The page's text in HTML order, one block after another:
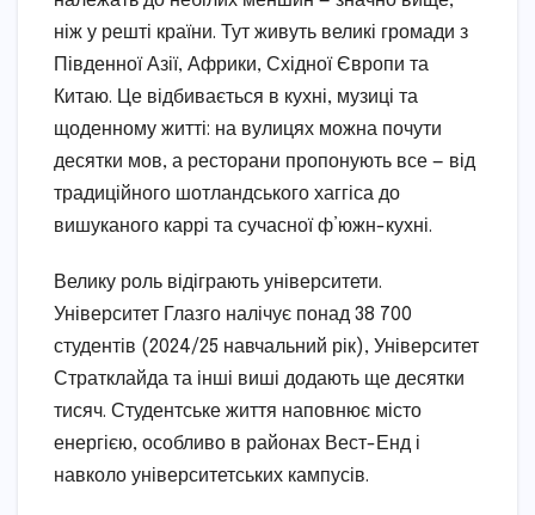
ніж у решті країни. Тут живуть великі громади з
Південної Азії, Африки, Східної Європи та
Китаю. Це відбивається в кухні, музиці та
щоденному житті: на вулицях можна почути
десятки мов, а ресторани пропонують все — від
традиційного шотландського хаггіса до
вишуканого каррі та сучасної ф’южн-кухні.
Велику роль відіграють університети.
Університет Глазго налічує понад 38 700
студентів (2024/25 навчальний рік), Університет
Стратклайда та інші виші додають ще десятки
тисяч. Студентське життя наповнює місто
енергією, особливо в районах Вест-Енд і
навколо університетських кампусів.